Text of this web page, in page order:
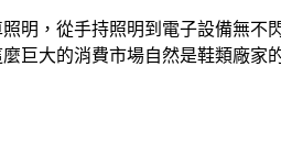
明，從手持照明到電子設備無不
巨大的消費市場自然是鞋類廠家